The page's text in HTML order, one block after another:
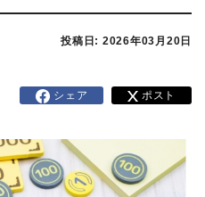
投稿日: 2026年03月20日
シェア ポスト